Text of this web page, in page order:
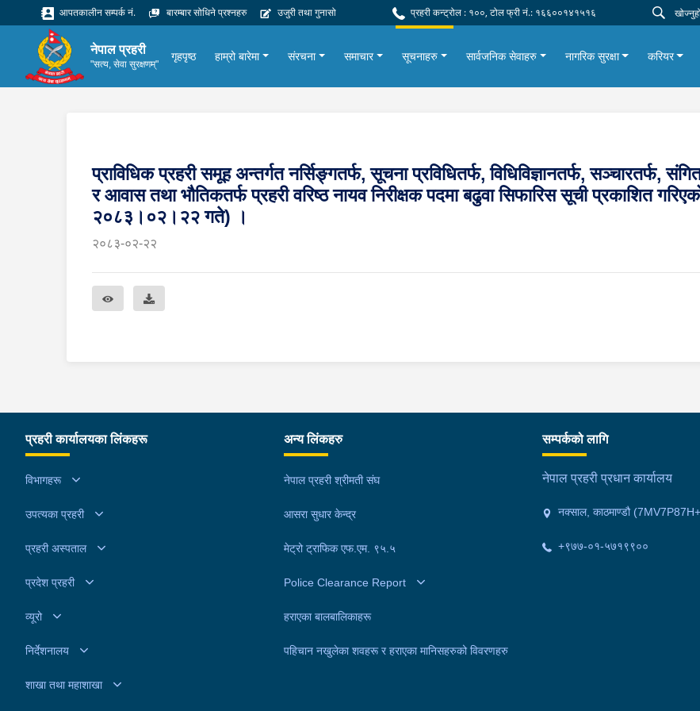
आपतकालीन सम्पर्क नं. बारम्बार सोधिने प्रश्नहरु उजुरी तथा गुनासो प्रहरी कन्ट्रोल : १००, टोल फ्री नं.: १६६००१४१५१६
नेपाल प्रहरी
"सत्य, सेवा सुरक्षणम्"
गृहपृष्ठ हाम्रो बारेमा संरचना समाचार सूचनाहरु सार्वजनिक सेवाहरु नागरिक सुरक्षा करियर
प्राविधिक प्रहरी समूह अन्तर्गत नर्सिङ्गतर्फ, सूचना प्रविधितर्फ, विधिविज्ञानतर्फ, सञ्चारतर्फ,
र आवास तथा भौतिकतर्फ प्रहरी वरिष्ठ नायव निरीक्षक पदमा बढुवा सिफारिस सूची प्रकाशित
२०८३।०२।२२ गते) ।
२०८३-०२-२२
प्रहरी कार्यालयका लिंकहरू
विभागहरू
उपत्यका प्रहरी
प्रहरी अस्पताल
प्रदेश प्रहरी
व्यूरो
निर्देशनालय
शाखा तथा महाशाखा
अन्य लिंकहरु
नेपाल प्रहरी श्रीमती संघ
आसरा सुधार केन्द्र
मेट्रो ट्राफिक एफ.एम. ९५.५
Police Clearance Report
हराएका बालबालिकाहरू
पहिचान नखुलेका शवहरू र हराएका मानिसहरुको विवरणहरु
सम्पर्कको लागि
नेपाल प्रहरी प्रधान कार्यालय
नक्साल, काठमाण्डौ
+९७७-०१-५७१९९००